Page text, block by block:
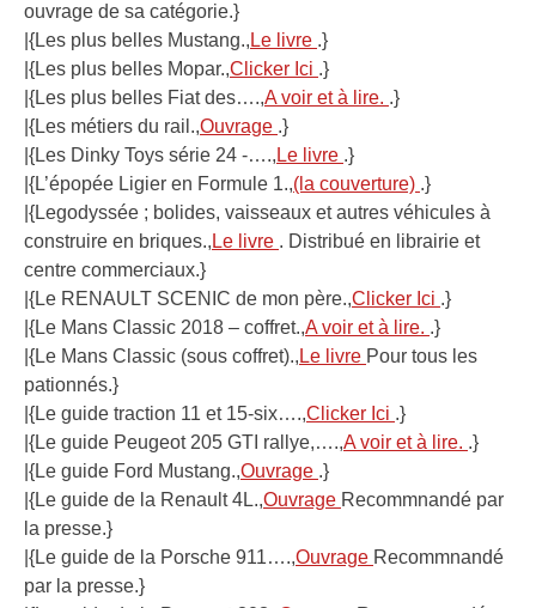
ouvrage de sa catégorie.}
|{Les plus belles Mustang., Le livre .}
|{Les plus belles Mopar.,Clicker Ici .}
|{Les plus belles Fiat des….,A voir et à lire. .}
|{Les métiers du rail.,Ouvrage .}
|{Les Dinky Toys série 24 -…., Le livre .}
|{L’épopée Ligier en Formule 1.,(la couverture) .}
|{Legodyssée ; bolides, vaisseaux et autres véhicules à
construire en briques., Le livre . Distribué en librairie et
centre commerciaux.}
|{Le RENAULT SCENIC de mon père.,Clicker Ici .}
|{Le Mans Classic 2018 – coffret.,A voir et à lire. .}
|{Le Mans Classic (sous coffret)., Le livre Pour tous les
pationnés.}
|{Le guide traction 11 et 15-six….,Clicker Ici .}
|{Le guide Peugeot 205 GTI rallye,….,A voir et à lire. .}
|{Le guide Ford Mustang.,Ouvrage .}
|{Le guide de la Renault 4L.,Ouvrage Recommnandé par
la presse.}
|{Le guide de la Porsche 911….,Ouvrage Recommnandé
par la presse.}